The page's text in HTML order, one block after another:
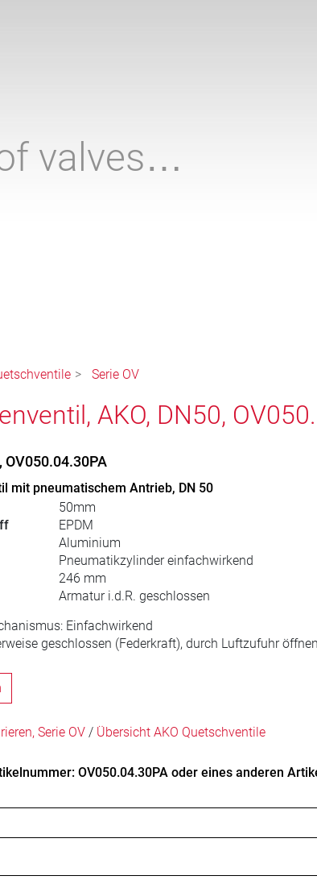
valves…
Serie OV
AKO, DN50,
mit pneumatischem Antrieb, DN 50
50mm
EPDM
Aluminium
Pneumatikzylinder einfachwirkend
246 mm
Armatur i.d.R. geschlossen
Einfachwirkend
geschlossen (Federkraft), durch Luftzufuhr
Serie OV/ Übersicht AKO Quetschventile
OV050.04.30PA oder eines anderen